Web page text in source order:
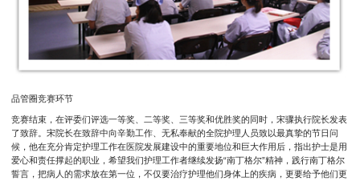
品管圈竞赛环节
竞赛结束，在评委们评选一等奖、二等奖、三等奖和优胜奖的同时，宋骤执行院长发表
了致辞。宋院长在致辞中向辛勤工作、无私奉献的全院护理人员致以最真挚的节日问
候，他在充分肯定护理工作在医院发展建设中的重要地位和巨大作用后，指出护士是用
爱心和责任撑起的职业，希望我们护理工作者继续发扬“南丁格尔”精神，践行南丁格尔
誓言，把病人的需求放在第一位，不仅要治疗护理他们身体上的疾病，更要给予他们更